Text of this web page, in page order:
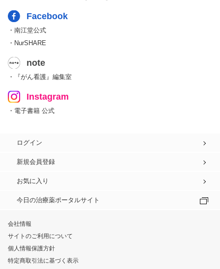
Facebook
・南江堂公式
・NurSHARE
note
・『がん看護』編集室
Instagram
・電子書籍 公式
ログイン
新規会員登録
お気に入り
今日の治療薬ポータルサイト
会社情報
サイトのご利用について
個人情報保護方針
特定商取引法に基づく表示